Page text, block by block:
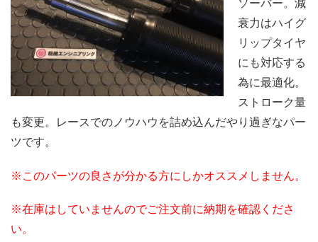
ソーバー。減
衰力はハイグ
リップタイヤ
にも対応する
為に最適化。
ストローク量
も変更。レースでのノウハウを詰め込んだやり過ぎなパー
ツです。
※このパーツの良さが分かる方にしかオススメしません。
※在庫はしていませんのでご注文前に納期を確認くださ
い。